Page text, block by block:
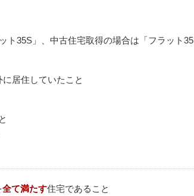
35S」、中古住宅取得の場合は「フラット35
居住していたこと
全て満たす住宅であること